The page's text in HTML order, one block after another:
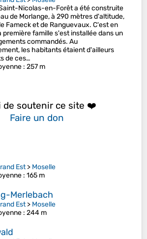
Nicolas-en-Forêt a été construite
de Morlange, à 290 mètres d'altitude,
Fameck et de Ranguevaux. C'est en
première famille s'est installée dans un
commandés. Au
les habitants étaient d'ailleurs
de ces…
: 257 m
de soutenir ce site ❤️
Faire un don
Est> Moselle
: 165 m
Merlebach
Est> Moselle
: 244 m